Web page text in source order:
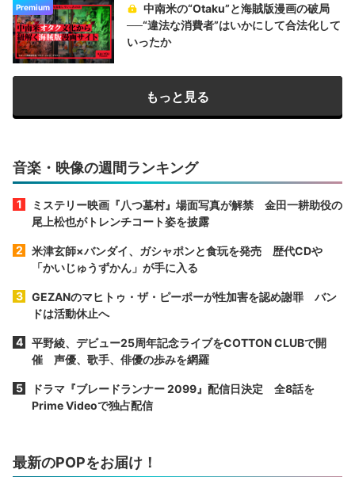
Premium
中南米の“Otaku”と海賊版漫画の破局
──“違法な消費者”はいかにして合法化して
いったか
もっと見る
音楽・映像の週間ランキング
ミステリー映画『八つ墓村』場面写真が解禁 金田一耕助役の
尾上松也がトレンチコート姿を披露
米津玄師×バンダイ、ガシャポンと食玩を発売 歴代CDや
「かいじゅうずかん」が手に入る
GEZANのマヒトゥ・ザ・ピーポーが性加害を認め謝罪 バン
ドは活動休止へ
平野綾、デビュー25周年記念ライブをCOTTON CLUBで開
催 声優、歌手、俳優の歩みを網羅
ドラマ『ブレードランナー 2099』配信日決定 全8話を
Prime Videoで独占配信
最新のPOPをお届け！